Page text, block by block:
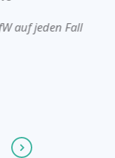
auf jeden Fall